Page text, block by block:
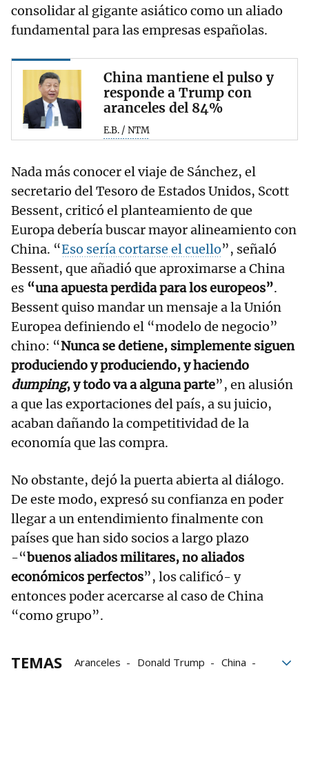
consolidar al gigante asiático como un aliado
fundamental para las empresas españolas.
China mantiene el pulso y
responde a Trump con
aranceles del 84%
E.B. / NTM
Nada más conocer el viaje de Sánchez, el
secretario del Tesoro de Estados Unidos, Scott
Bessent, criticó el planteamiento de que
Europa debería buscar mayor alineamiento con
China. “Eso sería cortarse el cuello”, señaló
Bessent, que añadió que aproximarse a China
es “una apuesta perdida para los europeos”.
Bessent quiso mandar un mensaje a la Unión
Europea definiendo el “modelo de negocio”
chino: “Nunca se detiene, simplemente siguen
produciendo y produciendo, y haciendo
dumping, y todo va a alguna parte”, en alusión
a que las exportaciones del país, a su juicio,
acaban dañando la competitividad de la
economía que las compra.
No obstante, dejó la puerta abierta al diálogo.
De este modo, expresó su confianza en poder
llegar a un entendimiento finalmente con
países que han sido socios a largo plazo
-“buenos aliados militares, no aliados
económicos perfectos”, los calificó- y
entonces poder acercarse al caso de China
“como grupo”.
TEMAS Aranceles Donald Trump
China